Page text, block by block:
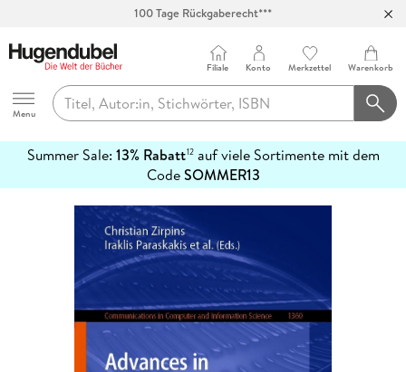
100 Tage Rückgaberecht***
Hugendubel
Menu
Filiale Konto Merkzettel Warenkorb
Summer Sale: 13% Rabatt12auf viele Sortimente mit dem
CodeSOMMER13
erfahren